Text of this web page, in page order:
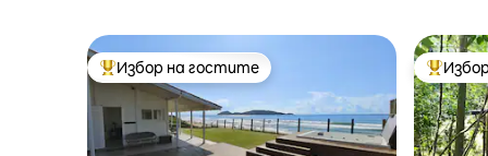
Най-популярен избор на гостите
Избор на гостите Най-